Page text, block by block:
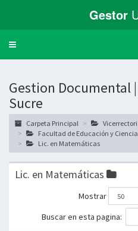
Gestor
Toggle
Gestion Documental
Sucre
Carpeta Principal
Facultad de Educación y
Lic. en Matemáticas
Lic. en Matemáticas
Mostrar
Buscar en esta pagina: